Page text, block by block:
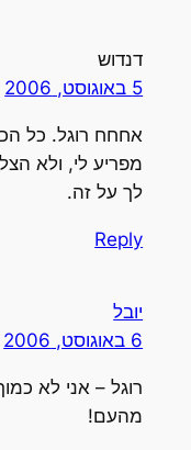
דנדוש
5 באוגוסט, 2006
אחחח רוגל. כל
מפריע לי, ולא
לך על זה.
Reply
יובל
6 באוגוסט, 2006
רוגל – אני לא
מהעם!